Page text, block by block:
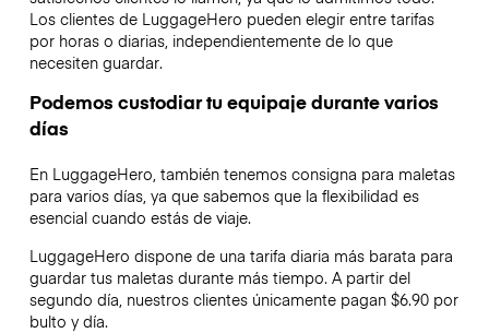
Los clientes de LuggageHero pueden elegir entre tarifas
por horas o diarias, independientemente de lo que
necesiten guardar.
Podemos custodiar tu equipaje durante varios
días
En LuggageHero, también tenemos consigna para maletas
para varios días, ya que sabemos que la flexibilidad es
esencial cuando estás de viaje.
LuggageHero dispone de una tarifa diaria más barata para
guardar tus maletas durante más tiempo. A partir del
segundo día, nuestros clientes únicamente pagan $6.90 por
bulto y día.